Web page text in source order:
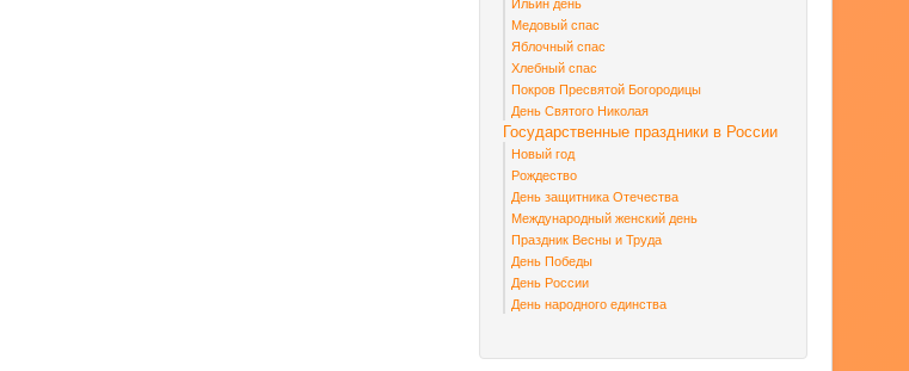
Медовый спас
Яблочный спас
Хлебный спас
Покров Пресвятой Богородицы
День Святого Николая
Государственные праздники в России
Новый год
Рождество
День защитника Отечества
Международный женский день
Праздник Весны и Труда
День Победы
День России
День народного единства